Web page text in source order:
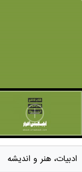
ادبيات، هنر و انديشه